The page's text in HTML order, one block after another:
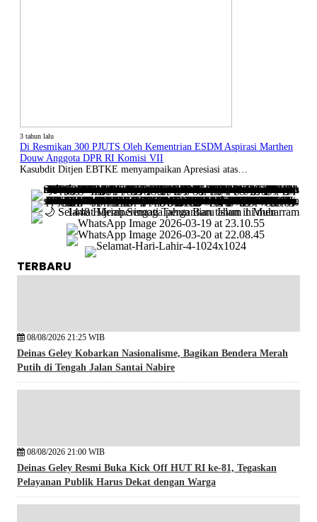
3 tahun lalu
Di Resmikan 300 PJUTS Oleh Kementrian ESDM Aspirasi Marthen
Douw Anggota DPR RI Komisi VII
Kasubdit Ditjen EBTKE menyampaikan Apresiasi atas…
TERBARU
08/08/2026 21:25 WIB
Deinas Geley Kobarkan Nasionalisme, Bagikan Bendera Merah
Putih di Tengah Jalan Santai Nabire
08/08/2026 21:00 WIB
Deinas Geley Resmi Buka Kick Off HUT RI ke-81, Tegaskan
Pelayanan Publik Harus Dekat dengan Warga